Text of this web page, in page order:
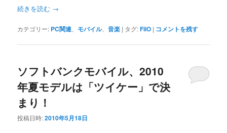
続きを読む →
カテゴリー: PC関連、 モバイル、音楽 | タグ:FiiO | コメントを残す
ソフトバンクモバイル、2010
年夏モデルは「ツイケー」で決
まり！
投稿日時:2010年5月18日